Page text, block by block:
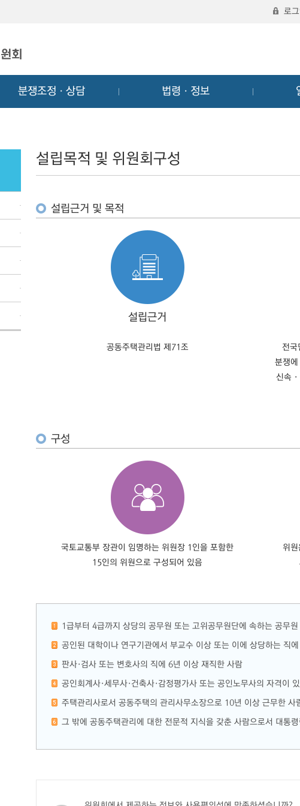
로
분쟁조정ㆍ상담 법령ㆍ정보
설립목적 및 위원회구성
설립근거 및 목적
설립근거
공동주택관리법 제71조
전국
분쟁
신속 ·
구성
국토교통부 장관이 임명하는 위원장 1인을 포함한
15인의 위원으로 구성되어 있음
위
1급부터 4급까지 상당의 공무원 또는 고위공무원단에 속하는 공무원
공인된 대학이나 연구기관에서 부교수 이상 또는 이에 상당하는 직
판사·검사 또는 변호사의 직에 6년 이상 재직한 사람
공인회계사·세무사·건축사·감정평가사 또는 공인노무사의 자격이
주택관리사로서 공동주택의 관리사무소장으로 10년 이상 근무한 사
그 밖에 공동주택관리에 대한 전문적 지식을 갖춘 사람으로서 대통